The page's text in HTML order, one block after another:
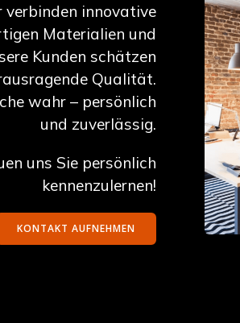
innovative
Materialien und
Kunden schätzen
Qualität.
wahr – persönlich
und zuverlässig.
uns Sie persönlich
kennenzulernen!
KONTAKT AUFNEHMEN